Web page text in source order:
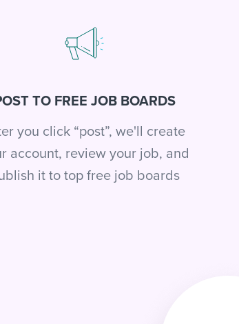
TO FREE JOB BOARDS
you click “post”, we'll create
account, review your job, and
it to top free job boards